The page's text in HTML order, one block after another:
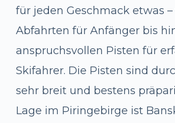
für jeden Geschmack etwas
Abfahrten für Anfänger bis
anspruchsvollen Pisten für
Skifahrer. Die Pisten sind
sehr breit und bestens
Lage im Piringebirge ist